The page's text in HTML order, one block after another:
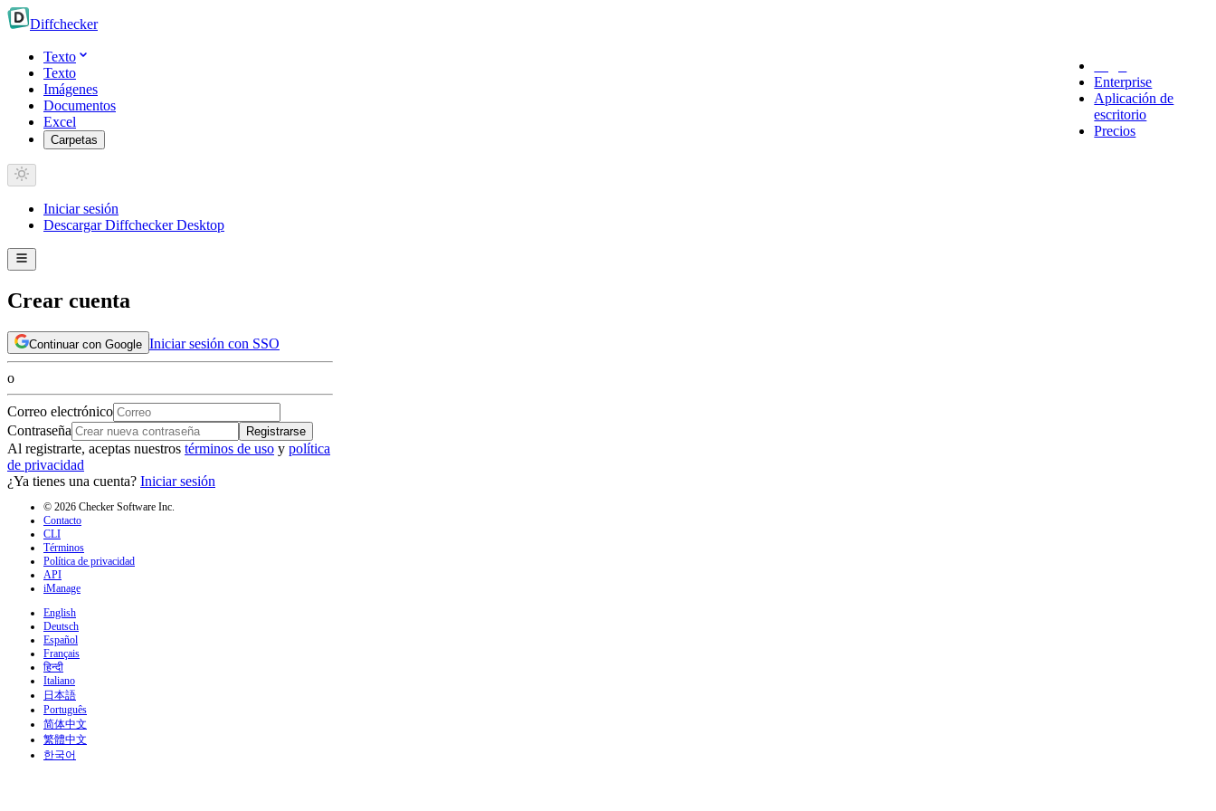
Diffchecker
Texto
Texto
Imágenes
Documentos
Excel
Carpetas
Enterprise
Aplicación de
escritorio
Precios
Iniciar sesión
Descargar Diffchecker Desktop
Crear cuenta
Continuar con Google Iniciar sesión con SSO
o
Correo electrónico
Contraseña
Registrarse
Al registrarte, aceptas nuestros términos de uso y política
de privacidad
¿Ya tienes una cuenta? Iniciar sesión
© 2026 Checker Software Inc.
Contacto
CLI
Términos
Política de privacidad
API
iManage
English
Deutsch
Español
Français
हिन्दी
Italiano
日本語
Português
简体中文
繁體中文
한국어